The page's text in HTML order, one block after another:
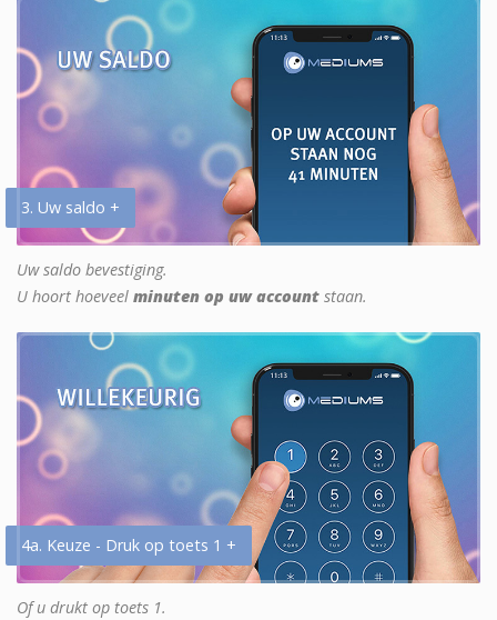
3. Uw saldo +
Uw saldo bevestiging.
U hoort hoeveel minuten op uw account staan.
4a. Keuze - Druk op toets 1 +
Of u drukt op toets 1.